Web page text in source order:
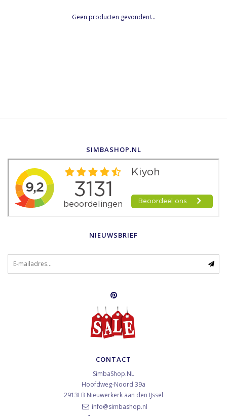
Geen producten gevonden!...
SIMBASHOP.NL
NIEUWSBRIEF
CONTACT
SimbaShop.NL
Hoofdweg-Noord 39a
2913LB Nieuwerkerk aan den IJssel
info@simbashop.nl